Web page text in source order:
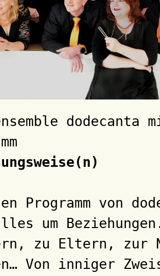
dodecanta
Programm von
um
zu Eltern, zur
Von inniger